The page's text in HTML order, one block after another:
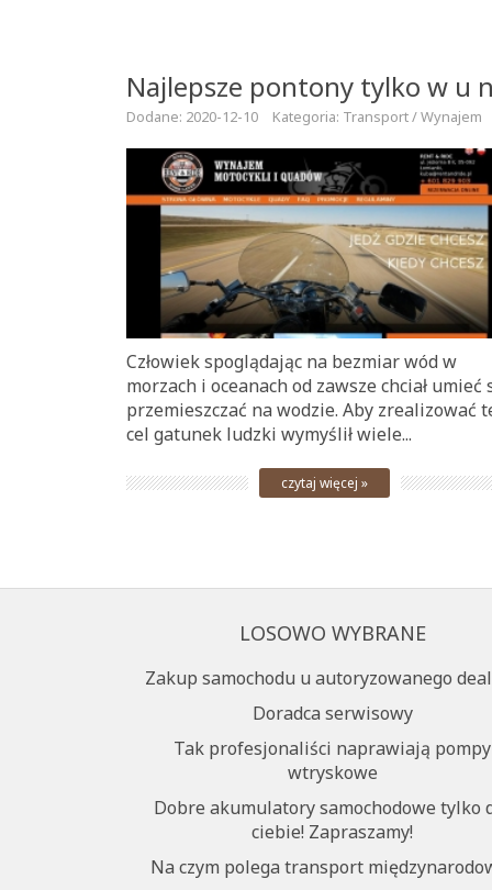
Najlepsze pontony tylko w u
Dodane: 2020-12-10 Kategoria: Transport / Wynajem
Człowiek spoglądając na bezmiar wód w
morzach i oceanach od zawsze chciał umieć
przemieszczać na wodzie. Aby zrealizować
cel gatunek ludzki wymyślił wiele...
czytaj więcej »
LOSOWO WYBRANE
Zakup samochodu u autoryzowanego
Doradca serwisowy
Tak profesjonaliści naprawiają pompy
wtryskowe
Dobre akumulatory samochodowe tylko
ciebie! Zapraszamy!
Na czym polega transport